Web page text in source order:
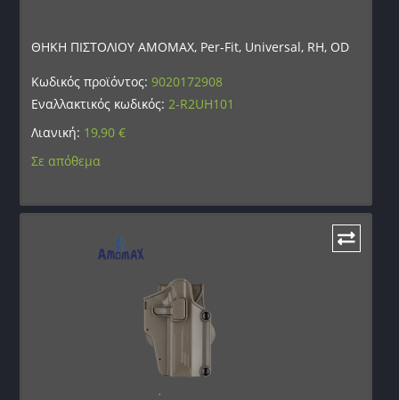
ΘΗΚΗ ΠΙΣΤΟΛΙΟΥ AMOMAX, Per-Fit, Universal, RH, OD
Κωδικός προϊόντος:9020172908
Εναλλακτικός κωδικός:2-R2UH101
Λιανική: 19,90€
Σε απόθεμα